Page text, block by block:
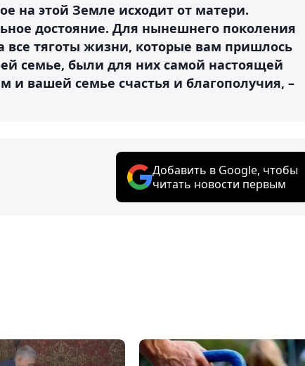
на этой Земле исходит от матери.
достояние. Для нынешнего поколения
тяготы жизни, которые вам пришлось
семье, были для них самой настоящей
и вашей семье счастья и благополучия, –
Добавить в Google, чтобы
читать новости первым